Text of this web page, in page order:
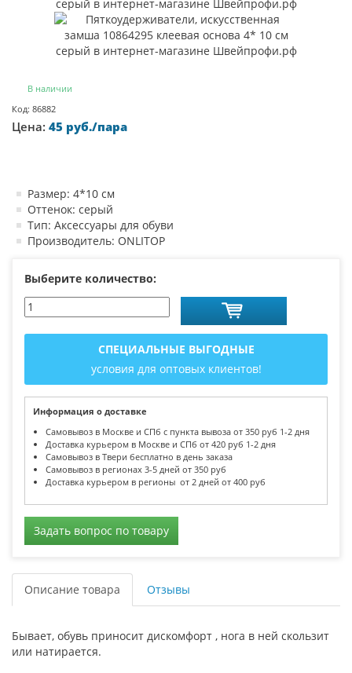
В наличии
Код: 86882
Цена: 45 руб./пара
Размер: 4*10 см
Оттенок: серый
Тип: Аксессуары для обуви
Производитель: ONLITOP
Выберите количество:
СПЕЦИАЛЬНЫЕ ВЫГОДНЫЕ
условия для оптовых клиентов!
Информация о доставке
Самовывоз в Москве и СПб с пункта вывоза от 350 руб 1-2 дня
Доставка курьером в Москве и СПб от 420 руб 1-2 дня
Самовывоз в Твери бесплатно в день заказа
Самовывоз в регионах 3-5 дней от 350 руб
Доставка курьером в регионы от 2 дней от 400 руб
Задать вопрос по товару
Описание товара Отзывы
Бывает, обувь приносит дискомфорт , нога в ней скользит
или натирается.